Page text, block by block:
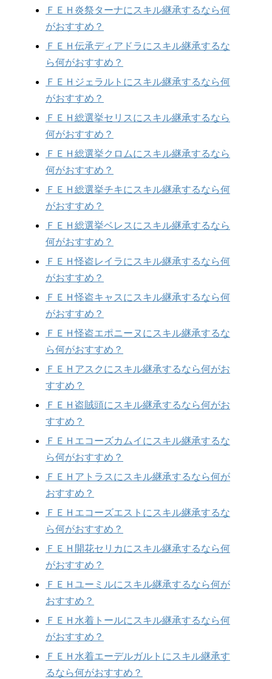
ＦＥＨ炎祭ターナにスキル継承するなら何
がおすすめ？
ＦＥＨ伝承ディアドラにスキル継承するな
ら何がおすすめ？
ＦＥＨジェラルトにスキル継承するなら何
がおすすめ？
ＦＥＨ総選挙セリスにスキル継承するなら
何がおすすめ？
ＦＥＨ総選挙クロムにスキル継承するなら
何がおすすめ？
ＦＥＨ総選挙チキにスキル継承するなら何
がおすすめ？
ＦＥＨ総選挙ベレスにスキル継承するなら
何がおすすめ？
ＦＥＨ怪盗レイラにスキル継承するなら何
がおすすめ？
ＦＥＨ怪盗キャスにスキル継承するなら何
がおすすめ？
ＦＥＨ怪盗エポニーヌにスキル継承するな
ら何がおすすめ？
ＦＥＨアスクにスキル継承するなら何がお
すすめ？
ＦＥＨ盗賊頭にスキル継承するなら何がお
すすめ？
ＦＥＨエコーズカムイにスキル継承するな
ら何がおすすめ？
ＦＥＨアトラスにスキル継承するなら何が
おすすめ？
ＦＥＨエコーズエストにスキル継承するな
ら何がおすすめ？
ＦＥＨ開花セリカにスキル継承するなら何
がおすすめ？
ＦＥＨユーミルにスキル継承するなら何が
おすすめ？
ＦＥＨ水着トールにスキル継承するなら何
がおすすめ？
ＦＥＨ水着エーデルガルトにスキル継承す
るなら何がおすすめ？